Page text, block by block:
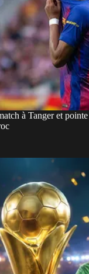
à Tanger et